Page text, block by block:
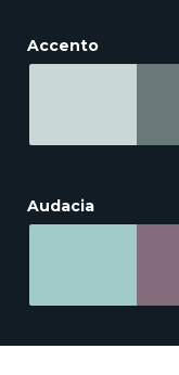
Accento
Audacia